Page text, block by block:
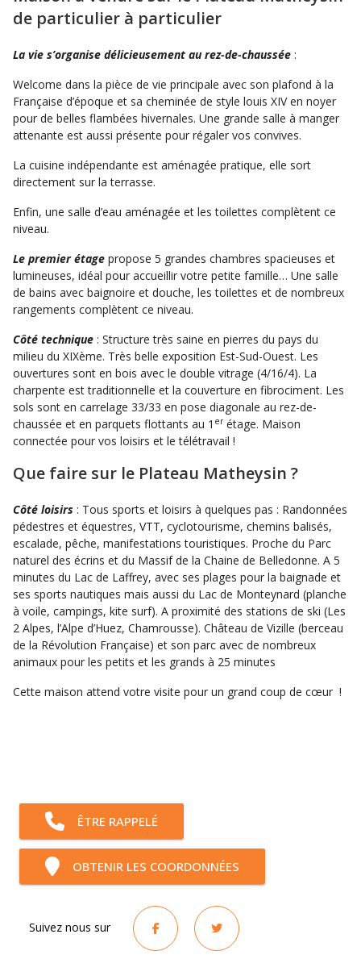
de particulier à particulier
La vie s’organise délicieusement au rez-de-chaussée :
Welcome dans la pièce de vie principale avec son plafond à la
Française d’époque et sa cheminée de style louis XIV en noyer
pour de belles flambées hivernales. Une grande salle à manger
attenante est aussi présente pour régaler vos convives.
La cuisine indépendante est aménagée pratique, elle sort
directement sur la terrasse.
Enfin, une salle d’eau aménagée et les toilettes complètent ce
niveau.
Le premier étage propose 5 grandes chambres spacieuses et
lumineuses, idéal pour accueillir votre petite famille… Une salle
de bains avec baignoire et douche, les toilettes et de nombreux
rangements complètent ce niveau.
Côté technique : Structure très saine en pierres du pays du
milieu du XIXème. Très belle exposition Est-Sud-Ouest. Les
ouvertures sont en bois avec le double vitrage (4/16/4). La
charpente est traditionnelle et la couverture en fibrociment. Les
sols sont en carrelage 33/33 en pose diagonale au rez-de-
chaussée et en parquets flottants au 1 er étage. Maison
connectée pour vos loisirs et le télétravail !
Que faire sur le Plateau Matheysin ?
Côté loisirs : Tous sports et loisirs à quelques pas : Randonnées
pédestres et équestres, VTT, cyclotourisme, chemins balisés,
escalade, pêche, manifestations touristiques. Proche du Parc
naturel des écrins et du Massif de la Chaine de Belledonne. A 5
minutes du Lac de Laffrey, avec ses plages pour la baignade et
ses sports nautiques mais aussi du Lac de Monteynard (planche
à voile, campings, kite surf). A proximité des stations de ski (Les
2 Alpes, l’Alpe d’Huez, Chamrousse). Château de Vizille (berceau
de la Révolution Française) et son parc avec de nombreux
animaux pour les petits et les grands à 25 minutes
Cette maison attend votre visite pour un grand coup de cœur !
ÊTRE RAPPELÉ
OBTENIR LES COORDONNÉES
Suivez nous sur